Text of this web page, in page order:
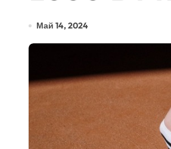
Май 14, 2024